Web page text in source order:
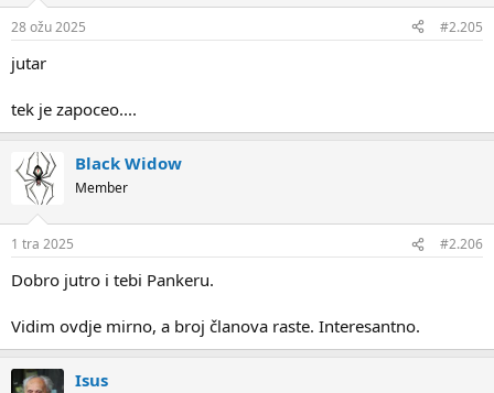
28 ožu 2025 #2.205
jutar
tek je zapoceo....
Black Widow
Member
1 tra 2025 #2.206
Dobro jutro i tebi Pankeru.
Vidim ovdje mirno, a broj članova raste. Interesantno.
Isus